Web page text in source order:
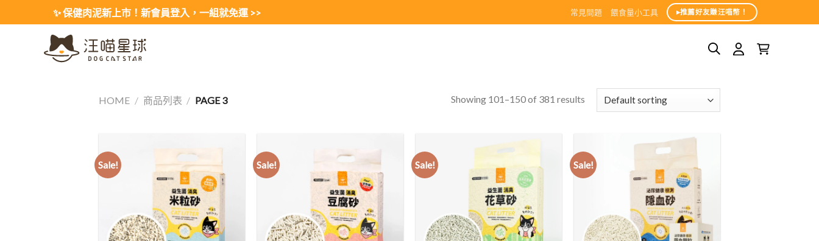
to
✨ 保健肉泥新上市！新會員登入，一組就免運 >> 常見問題 餵食量小工具 ▸推薦好友賺汪喵幣！
HOME / 商品列表 / PAGE 3 Showing 101–150 of 381 results
Sale! Sale! Sale! Sale!